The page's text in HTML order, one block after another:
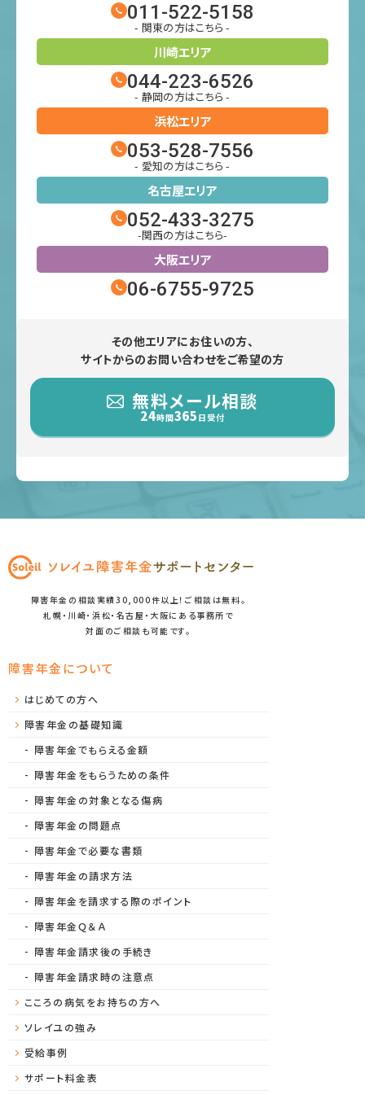
011-522-5158
- 関東の方はこちら -
川崎エリア
044-223-6526
- 静岡の方はこちら -
浜松エリア
053-528-7556
- 愛知の方はこちら -
名古屋エリア
052-433-3275
-関西の方はこちら-
大阪エリア
06-6755-9725
その他エリアにお住いの方、
サイトからのお問い合わせをご希望の方
無料メール相談
24時間365 日受付
障害年金の相談実績30,000件以上！ご相談は無料。
札幌・川崎・浜松・名古屋・大阪にある事務所で
対面のご相談も可能です。
障害年金について
はじめての方へ
障害年金の基礎知識
障害年金でもらえる金額
障害年金をもらうための条件
障害年金の対象となる傷病
障害年金の問題点
障害年金で必要な書類
障害年金の請求方法
障害年金を請求する際のポイント
障害年金Ｑ＆Ａ
障害年金請求後の手続き
障害年金請求時の注意点
こころの病気をお持ちの方へ
ソレイユの強み
受給事例
サポート料金表